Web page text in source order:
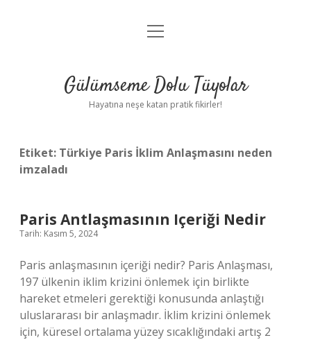
Anasayfa
Yasal Uyarı
menüyü
Gülümseme Dolu Tüyolar
Hayatına neşe katan pratik fikirler!
Etiket: Türkiye Paris İklim Anlaşmasını neden
imzaladı
Paris Antlaşmasının Içeriği Nedir
Tarih: Kasım 5, 2024
Paris anlaşmasının içeriği nedir? Paris Anlaşması,
197 ülkenin iklim krizini önlemek için birlikte
hareket etmeleri gerektiği konusunda anlaştığı
uluslararası bir anlaşmadır. İklim krizini önlemek
için, küresel ortalama yüzey sıcaklığındaki artış 2